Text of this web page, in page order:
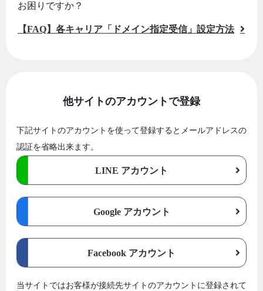
お困りですか？
【FAQ】各キャリア「ドメイン指定受信」設定方法
他サイトのアカウントで登録
下記サイトのアカウントを使って登録するとメールアドレスの
認証を省略出来ます。
LINE アカウント
Google アカウント
Facebook アカウント
当サイトではお客様が接続先サイトのアカウントに登録されて